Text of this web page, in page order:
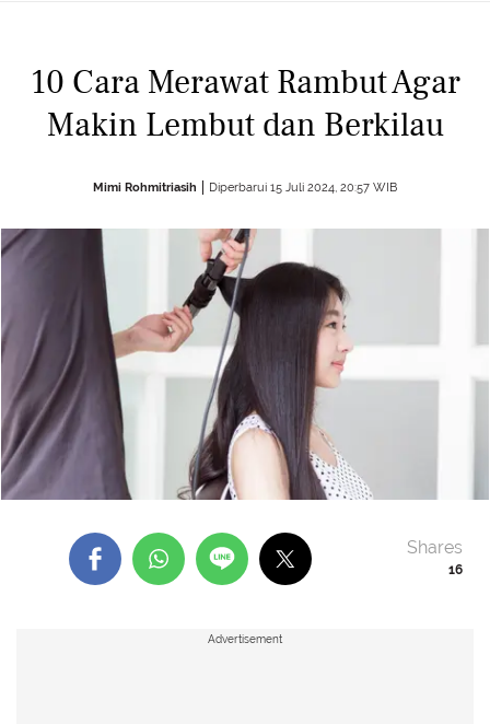
10 Cara Merawat Rambut Agar
Makin Lembut dan Berkilau
Mimi Rohmitriasih Diperbarui 15 Juli 2024, 20:57 WIB
16
Shares
Advertisement